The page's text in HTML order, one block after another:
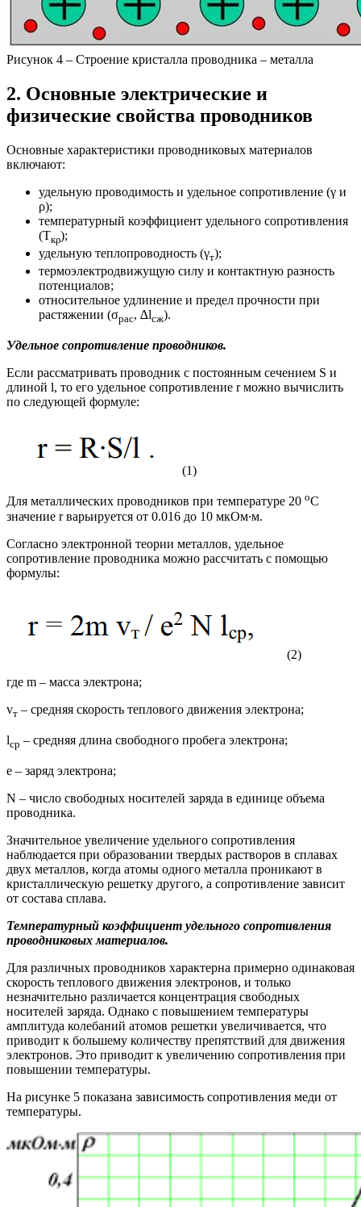
Рисунок 4 – Строение кристалла проводника – металла
2. Основные электрические и
физические свойства проводников
Основные характеристики проводниковых материалов
включают:
удельную проводимость и удельное сопротивление (γ и
ρ);
температурный коэффициент удельного сопротивления
(Ткρ);
удельную теплопроводность (γт);
термоэлектродвижущую силу и контактную разность
потенциалов;
относительное удлинение и предел прочности при
растяжении (σрас, ∆lсж).
Удельное сопротивление проводников.
Если рассматривать проводник с постоянным сечением S и
длиной l, то его удельное сопротивление r можно вычислить
по следующей формуле:
(1)
Для металлических проводников при температуре 20 оС
значение r варьируется от 0.016 до 10 мкОм∙м.
Согласно электронной теории металлов, удельное
сопротивление проводника можно рассчитать с помощью
формулы:
(2)
где m – масса электрона;
vт – средняя скорость теплового движения электрона;
lср – средняя длина свободного пробега электрона;
е – заряд электрона;
N – число свободных носителей заряда в единице объема
проводника.
Значительное увеличение удельного сопротивления
наблюдается при образовании твердых растворов в сплавах
двух металлов, когда атомы одного металла проникают в
кристаллическую решетку другого, а сопротивление зависит
от состава сплава.
Температурный коэффициент удельного сопротивления
проводниковых материалов.
Для различных проводников характерна примерно одинаковая
скорость теплового движения электронов, и только
незначительно различается концентрация свободных
носителей заряда. Однако с повышением температуры
амплитуда колебаний атомов решетки увеличивается, что
приводит к большему количеству препятствий для движения
электронов. Это приводит к увеличению сопротивления при
повышении температуры.
На рисунке 5 показана зависимость сопротивления меди от
температуры.